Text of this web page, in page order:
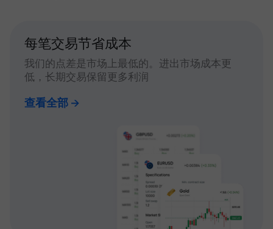
每笔交易节省成本
我们的点差是市场上最低的。进出市场成本更
低，长期交易保留更多利润
查看全部